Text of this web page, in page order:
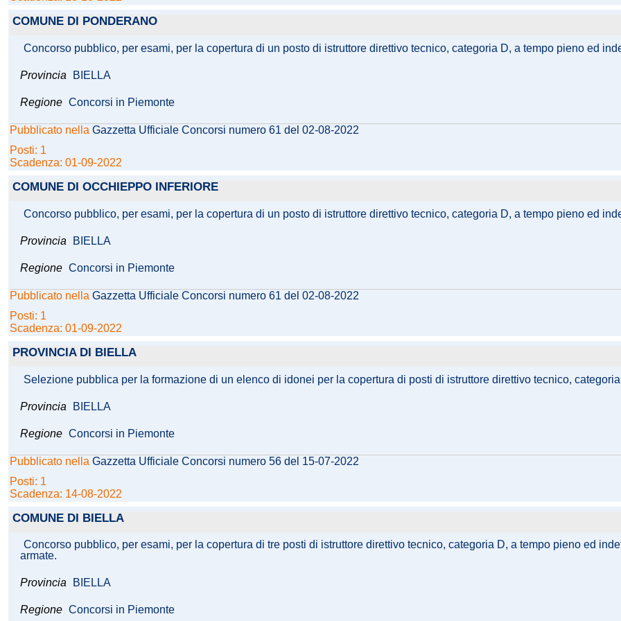
COMUNE DI PONDERANO
Concorso pubblico, per esami, per la copertura di un posto di istruttore direttivo tecnico, categoria D, a tempo pieno ed
Provincia BIELLA
Regione Concorsi in Piemonte
Pubblicato nella Gazzetta Ufficiale Concorsi numero 61 del 02-08-2022
Posti: 1
Scadenza: 01-09-2022
COMUNE DI OCCHIEPPO INFERIORE
Concorso pubblico, per esami, per la copertura di un posto di istruttore direttivo tecnico, categoria D, a tempo pieno ed
Provincia BIELLA
Regione Concorsi in Piemonte
Pubblicato nella Gazzetta Ufficiale Concorsi numero 61 del 02-08-2022
Posti: 1
Scadenza: 01-09-2022
PROVINCIA DI BIELLA
Selezione pubblica per la formazione di un elenco di idonei per la copertura di posti di istruttore direttivo tecnico,
Provincia BIELLA
Regione Concorsi in Piemonte
Pubblicato nella Gazzetta Ufficiale Concorsi numero 56 del 15-07-2022
Posti: 1
Scadenza: 14-08-2022
COMUNE DI BIELLA
Concorso pubblico, per esami, per la copertura di tre posti di istruttore direttivo tecnico, categoria D, a tempo pieno ed
armate.
Provincia BIELLA
Regione Concorsi in Piemonte